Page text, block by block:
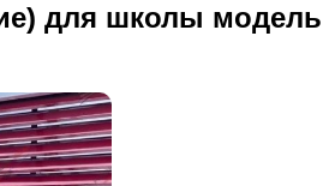
для школы